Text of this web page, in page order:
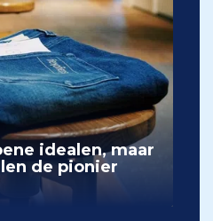
idealen, maar
de pionier